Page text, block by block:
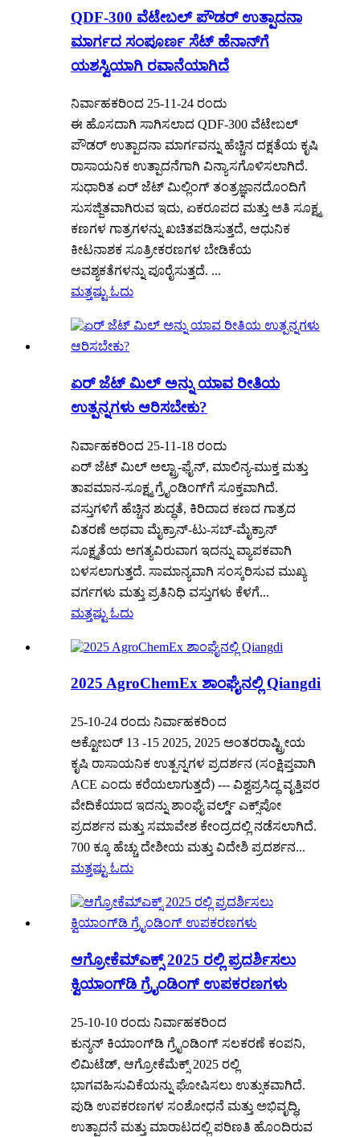
QDF-300 ವೆಟೇಬಲ್ ಪೌಡರ್ ಉತ್ಪಾದನಾ
ಮಾರ್ಗದ ಸಂಪೂರ್ಣ ಸೆಟ್ ಹೆನಾನ್‌ಗೆ
ಯಶಸ್ವಿಯಾಗಿ ರವಾನೆಯಾಗಿದೆ
ನಿರ್ವಾಹಕರಿಂದ 25-11-24 ರಂದು
ಈ ಹೊಸದಾಗಿ ಸಾಗಿಸಲಾದ QDF-300 ವೆಟೇಬಲ್
ಪೌಡರ್ ಉತ್ಪಾದನಾ ಮಾರ್ಗವನ್ನು ಹೆಚ್ಚಿನ ದಕ್ಷತೆಯ ಕೃಷಿ
ರಾಸಾಯನಿಕ ಉತ್ಪಾದನೆಗಾಗಿ ವಿನ್ಯಾಸಗೊಳಿಸಲಾಗಿದೆ.
ಸುಧಾರಿತ ಏರ್ ಜೆಟ್ ಮಿಲ್ಲಿಂಗ್ ತಂತ್ರಜ್ಞಾನದೊಂದಿಗೆ
ಸುಸಜ್ಜಿತವಾಗಿರುವ ಇದು, ಏಕರೂಪದ ಮತ್ತು ಅತಿ ಸೂಕ್ಷ್ಮ
ಕಣಗಳ ಗಾತ್ರಗಳನ್ನು ಖಚಿತಪಡಿಸುತ್ತದೆ, ಆಧುನಿಕ
ಕೀಟನಾಶಕ ಸೂತ್ರೀಕರಣಗಳ ಬೇಡಿಕೆಯ
ಅವಶ್ಯಕತೆಗಳನ್ನು ಪೂರೈಸುತ್ತದೆ. ...
ಮತ್ತಷ್ಟು ಓದು
ಏರ್ ಜೆಟ್ ಮಿಲ್ ಅನ್ನು ಯಾವ ರೀತಿಯ
ಉತ್ಪನ್ನಗಳು ಆರಿಸಬೇಕು?
ನಿರ್ವಾಹಕರಿಂದ 25-11-18 ರಂದು
ಏರ್ ಜೆಟ್ ಮಿಲ್ ಅಲ್ಟ್ರಾ-ಫೈನ್, ಮಾಲಿನ್ಯ-ಮುಕ್ತ ಮತ್ತು
ತಾಪಮಾನ-ಸೂಕ್ಷ್ಮ ಗ್ರೈಂಡಿಂಗ್‌ಗೆ ಸೂಕ್ತವಾಗಿದೆ.
ವಸ್ತುಗಳಿಗೆ ಹೆಚ್ಚಿನ ಶುದ್ಧತೆ, ಕಿರಿದಾದ ಕಣದ ಗಾತ್ರದ
ವಿತರಣೆ ಅಥವಾ ಮೈಕ್ರಾನ್-ಟು-ಸಬ್-ಮೈಕ್ರಾನ್
ಸೂಕ್ಷ್ಮತೆಯ ಅಗತ್ಯವಿರುವಾಗ ಇದನ್ನು ವ್ಯಾಪಕವಾಗಿ
ಬಳಸಲಾಗುತ್ತದೆ. ಸಾಮಾನ್ಯವಾಗಿ ಸಂಸ್ಕರಿಸುವ ಮುಖ್ಯ
ವರ್ಗಗಳು ಮತ್ತು ಪ್ರತಿನಿಧಿ ವಸ್ತುಗಳು ಕೆಳಗೆ...
ಮತ್ತಷ್ಟು ಓದು
2025 AgroChemEx ಶಾಂಘೈನಲ್ಲಿ Qiangdi
25-10-24 ರಂದು ನಿರ್ವಾಹಕರಿಂದ
ಅಕ್ಟೋಬರ್ 13 -15 2025, 2025 ಅಂತರರಾಷ್ಟ್ರೀಯ
ಕೃಷಿ ರಾಸಾಯನಿಕ ಉತ್ಪನ್ನಗಳ ಪ್ರದರ್ಶನ (ಸಂಕ್ಷಿಪ್ತವಾಗಿ
ACE ಎಂದು ಕರೆಯಲಾಗುತ್ತದೆ) --- ವಿಶ್ವಪ್ರಸಿದ್ಧ ವೃತ್ತಿಪರ
ವೇದಿಕೆಯಾದ ಇದನ್ನು ಶಾಂಘೈ ವರ್ಲ್ಡ್ ಎಕ್ಸ್‌ಪೋ
ಪ್ರದರ್ಶನ ಮತ್ತು ಸಮಾವೇಶ ಕೇಂದ್ರದಲ್ಲಿ ನಡೆಸಲಾಗಿದೆ.
700 ಕ್ಕೂ ಹೆಚ್ಚು ದೇಶೀಯ ಮತ್ತು ವಿದೇಶಿ ಪ್ರದರ್ಶನ...
ಮತ್ತಷ್ಟು ಓದು
ಆಗ್ರೋಕೆಮ್‌ಎಕ್ಸ್ 2025 ರಲ್ಲಿ ಪ್ರದರ್ಶಿಸಲು
ಕ್ವಿಯಾಂಗ್‌ಡಿ ಗ್ರೈಂಡಿಂಗ್ ಉಪಕರಣಗಳು
25-10-10 ರಂದು ನಿರ್ವಾಹಕರಿಂದ
ಕುನ್ಶನ್ ಕಿಯಾಂಗ್‌ಡಿ ಗ್ರೈಂಡಿಂಗ್ ಸಲಕರಣೆ ಕಂಪನಿ,
ಲಿಮಿಟೆಡ್, ಆಗ್ರೋಕೆಮೆಕ್ಸ್ 2025 ರಲ್ಲಿ
ಭಾಗವಹಿಸುವಿಕೆಯನ್ನು ಘೋಷಿಸಲು ಉತ್ಸುಕವಾಗಿದೆ.
ಪುಡಿ ಉಪಕರಣಗಳ ಸಂಶೋಧನೆ ಮತ್ತು ಅಭಿವೃದ್ಧಿ,
ಉತ್ಪಾದನೆ ಮತ್ತು ಮಾರಾಟದಲ್ಲಿ ಪರಿಣತಿ ಹೊಂದಿರುವ